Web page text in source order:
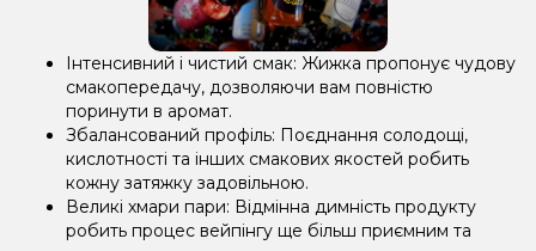
Інтенсивний і чистий смак: Жижка пропонує чудову
смакопередачу, дозволяючи вам повністю
поринути в аромат.
Збалансований профіль: Поєднання солодощі,
кислотності та інших смакових якостей робить
кожну затяжку задовільною.
Великі хмари пари: Відмінна димність продукту
робить процес вейпінгу ще більш приємним та